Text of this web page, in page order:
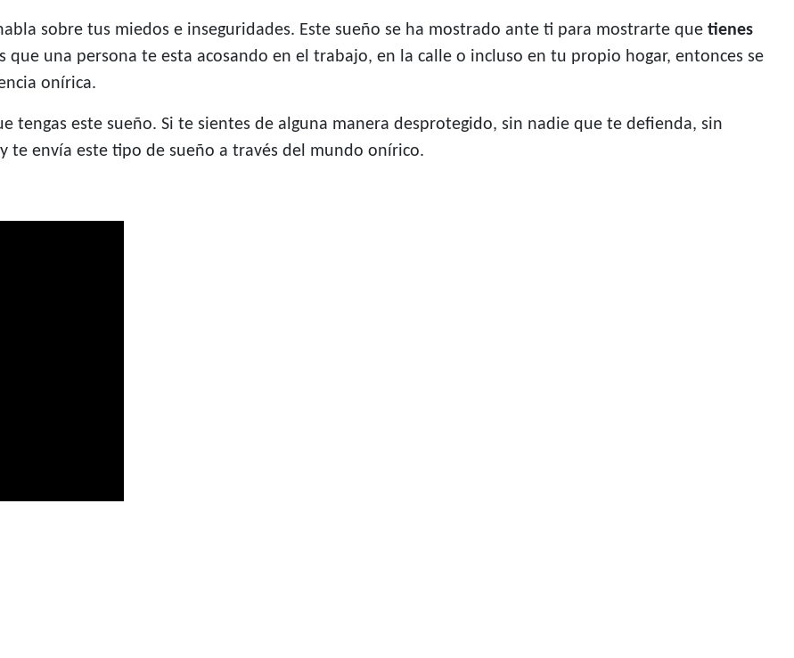
sobre tus miedos e inseguridades. Este sueño se ha mostrado ante ti para mostrarte que tienes
que una persona te esta acosando en el trabajo, en la calle o incluso en tu propio hogar, entonces se
onírica.
tengas este sueño. Si te sientes de alguna manera desprotegido, sin nadie que te defienda, sin
te envía este tipo de sueño a través del mundo onírico.